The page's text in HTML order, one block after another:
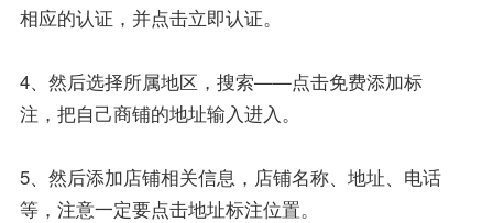
相应的认证，并点击立即认证。
4、然后选择所属地区，搜索——点击免费添加标
注，把自己商铺的地址输入进入。
5、然后添加店铺相关信息，店铺名称、地址、电话
等，注意一定要点击地址标注位置。